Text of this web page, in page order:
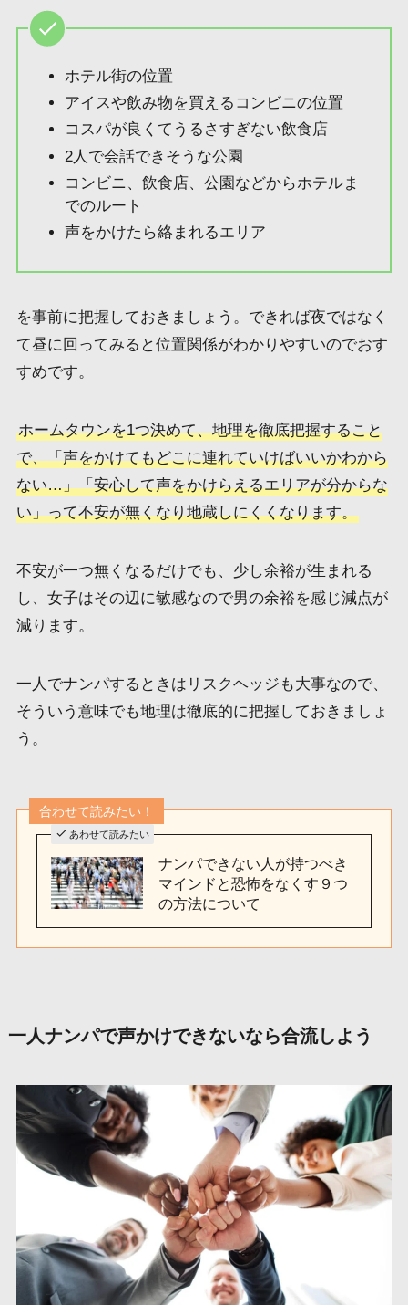
ホテル街の位置
アイスや飲み物を買えるコンビニの位置
コスパが良くてうるさすぎない飲食店
2人で会話できそうな公園
コンビニ、飲食店、公園などからホテルま
でのルート
声をかけたら絡まれるエリア
を事前に把握しておきましょう。できれば夜ではなく
て昼に回ってみると位置関係がわかりやすいのでおす
すめです。
ホームタウンを1つ決めて、地理を徹底把握すること
で、「声をかけてもどこに連れていけばいいかわから
ない…」「安心して声をかけらえるエリアが分からな
い」って不安が無くなり地蔵しにくくなります。
不安が一つ無くなるだけでも、少し余裕が生まれる
し、女子はその辺に敏感なので男の余裕を感じ減点が
減ります。
一人でナンパするときはリスクヘッジも大事なので、
そういう意味でも地理は徹底的に把握しておきましょ
う。
合わせて読みたい！
あわせて読みたい
ナンパできない人が持つべき
マインドと恐怖をなくす９つ
の方法について
一人ナンパで声かけできないなら合流しよう